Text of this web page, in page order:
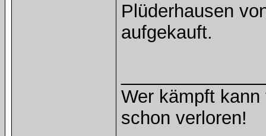
Plüderhausen
aufgekauft.
Wer kämpft
schon verloren!